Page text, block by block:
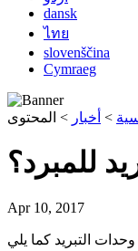
dansk
ไทย
slovenščina
Cymraeg
> أخبار > المحتوى
للمبرد؟
Apr 10, 2017